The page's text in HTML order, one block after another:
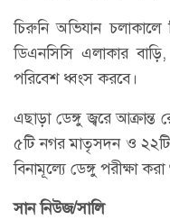
চিরুনি অভিযান চলাকালে
ডিএনসিসি এলাকার
পরিবেশ ধ্বংস করবে।
এছাড়া ডেঙ্গু জ্বরে
৫টি নগর মাতৃসদন ও ২২টি
বিনামূল্যে ডেঙ্গু পরীক্ষা
সান নিউজ/সালি